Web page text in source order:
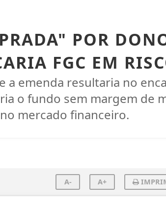
POR
FGC EM
a emenda resultaria no
o fundo sem margem de
mercado financeiro.
A- A+